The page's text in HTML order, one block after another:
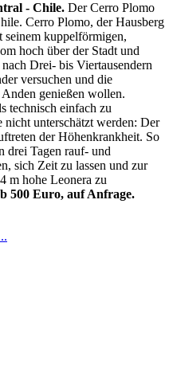
- Chile. Der Cerro Plomo
Cerro Plomo, der Hausberg
seinem kuppelförmigen,
hoch über der Stadt und
Drei- bis Viertausendern
versuchen und die
genießen wollen.
technisch einfach zu
unterschätzt werden: Der
der Höhenkrankheit. So
drei Tagen rauf- und
sich Zeit zu lassen und zur
m hohe Leonera zu
500 Euro, auf Anfrage.